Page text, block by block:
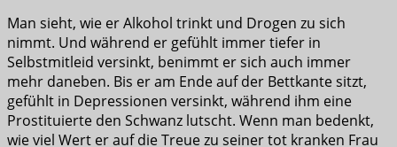
Man sieht, wie er Alkohol trinkt und Drogen zu sich
nimmt. Und während er gefühlt immer tiefer in
Selbstmitleid versinkt, benimmt er sich auch immer
mehr daneben. Bis er am Ende auf der Bettkante sitzt,
gefühlt in Depressionen versinkt, während ihm eine
Prostituierte den Schwanz lutscht. Wenn man bedenkt,
wie viel Wert er auf die Treue zu seiner tot kranken Frau